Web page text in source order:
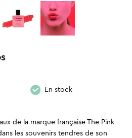
En stock
de la marque française The Pink
les souvenirs tendres de son